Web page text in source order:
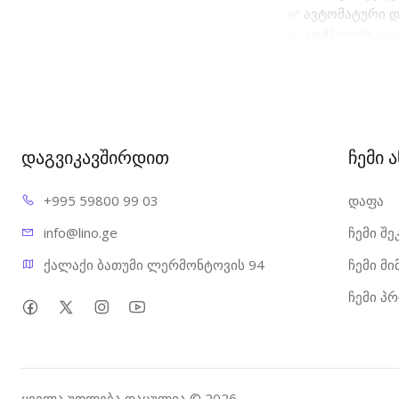
✅ ავტომატური
Canon i-
დაგვიკავშირდით
+995 59800 99 03
info@lino.ge
ქალაქი ბათუმი ლერმონტოვის 94
ჩემი
დაფა
ჩემი
ჩემი
ჩემი